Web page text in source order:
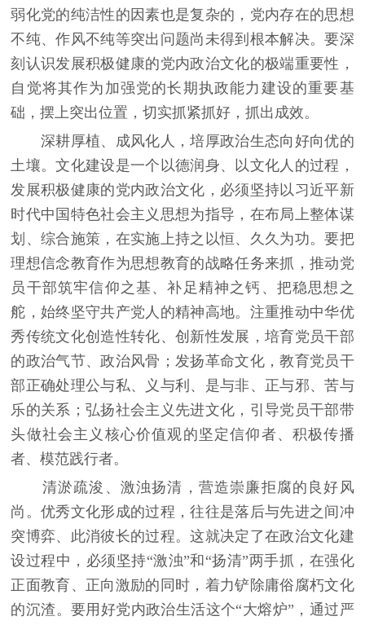
弱化党的纯洁性的因素也是复杂的，党内存在的思想
不纯、作风不纯等突出问题尚未得到根本解决。要深
刻认识发展积极健康的党内政治文化的极端重要性，
自觉将其作为加强党的长期执政能力建设的重要基
础，摆上突出位置，切实抓紧抓好，抓出成效。
深耕厚植、成风化人，培厚政治生态向好向优的
土壤。文化建设是一个以德润身、以文化人的过程，
发展积极健康的党内政治文化，必须坚持以习近平新
时代中国特色社会主义思想为指导，在布局上整体谋
划、综合施策，在实施上持之以恒、久久为功。要把
理想信念教育作为思想教育的战略任务来抓，推动党
员干部筑牢信仰之基、补足精神之钙、把稳思想之
舵，始终坚守共产党人的精神高地。注重推动中华优
秀传统文化创造性转化、创新性发展，培育党员干部
的政治气节、政治风骨；发扬革命文化，教育党员干
部正确处理公与私、义与利、是与非、正与邪、苦与
乐的关系；弘扬社会主义先进文化，引导党员干部带
头做社会主义核心价值观的坚定信仰者、积极传播
者、模范践行者。
清淤疏浚、激浊扬清，营造崇廉拒腐的良好风
尚。优秀文化形成的过程，往往是落后与先进之间冲
突博弈、此消彼长的过程。这就决定了在政治文化建
设过程中，必须坚持“激浊”和“扬清”两手抓，在强化
正面教育、正向激励的同时，着力铲除庸俗腐朽文化
的沉渣。要用好党内政治生活这个“大熔炉”，通过严